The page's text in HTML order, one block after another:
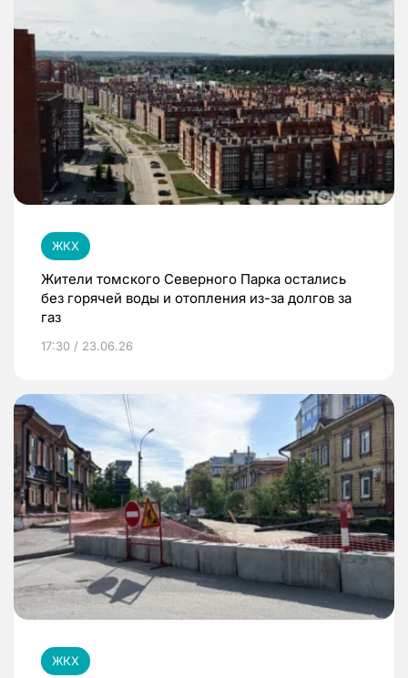
ЖКХ
Жители томского Северного Парка остались
без горячей воды и отопления из-за долгов за
газ
17:30 / 23.06.26
ЖКХ